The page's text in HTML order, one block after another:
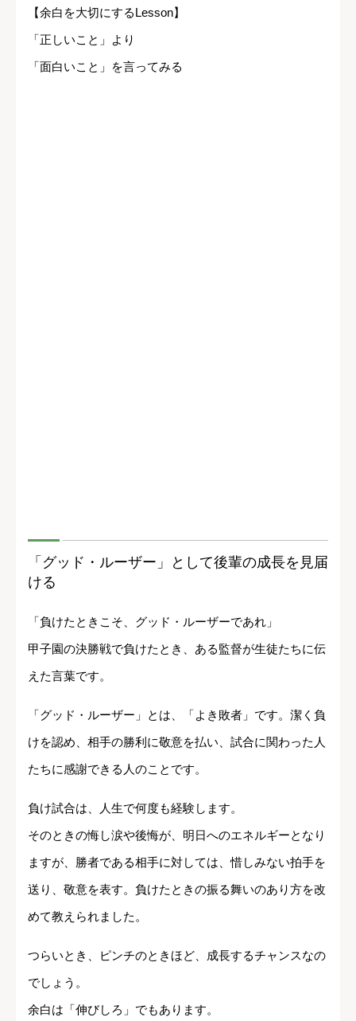
【余白を大切にするLesson】
「正しいこと」より
「面白いこと」を言ってみる
「グッド・ルーザー」として後輩の成長を見届
ける
「負けたときこそ、グッド・ルーザーであれ」
甲子園の決勝戦で負けたとき、ある監督が生徒たちに伝
えた言葉です。
「グッド・ルーザー」とは、「よき敗者」です。潔く負
けを認め、相手の勝利に敬意を払い、試合に関わった人
たちに感謝できる人のことです。
負け試合は、人生で何度も経験します。
そのときの悔し涙や後悔が、明日へのエネルギーとなり
ますが、勝者である相手に対しては、惜しみない拍手を
送り、敬意を表す。負けたときの振る舞いのあり方を改
めて教えられました。
つらいとき、ピンチのときほど、成長するチャンスなの
でしょう。
余白は「伸びしろ」でもあります。